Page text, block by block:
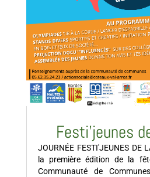
Festi’jeunes
JOURNÉE FESTI'JEUNES DE
la première édition de la
Communauté de